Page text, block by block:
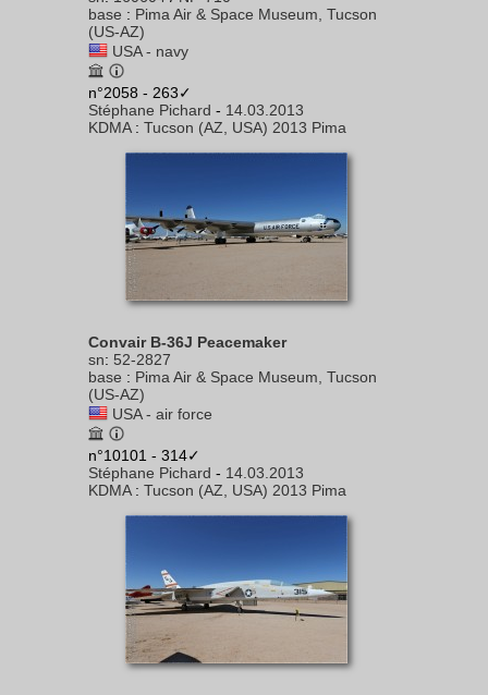
base : Pima Air & Space Museum, Tucson
(US-AZ)
USA - navy
n°2058 - 263✓
Stéphane Pichard - 14.03.2013
KDMA: Tucson (AZ, USA) 2013 Pima
Convair B-36J Peacemaker
sn: 52-2827
base : Pima Air & Space Museum, Tucson
(US-AZ)
USA - air force
n°10101 - 314✓
Stéphane Pichard - 14.03.2013
KDMA: Tucson (AZ, USA) 2013 Pima